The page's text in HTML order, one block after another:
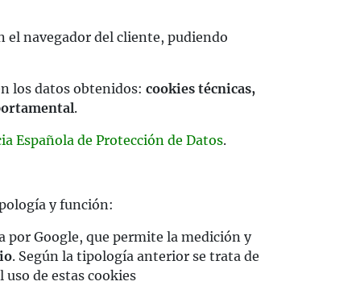
el navegador del cliente, pudiendo
los datos obtenidos: cookies técnicas,
.
Española de Protección de Datos.
y función:
por Google, que permite la medición y
. Según la tipología anterior se trata de
de estas cookies